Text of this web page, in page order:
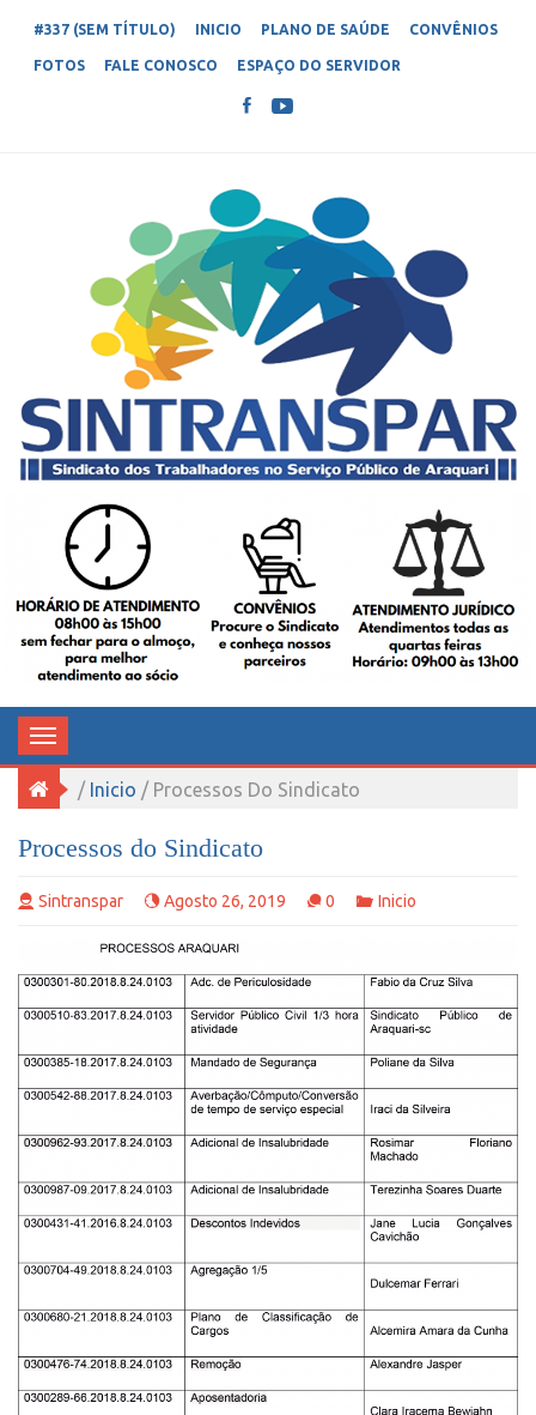
#337 (SEM TÍTULO) INICIO PLANO DE SAÚDE CONVÊNIOS
FOTOS FALE CONOSCO ESPAÇO DO SERVIDOR
SINTRANSPAR – SINDICATO DOS
TRABALHADORES NO SERVIÇO
PÚBLICO DE ARAQUARI
Sindicato dos Trabalhadores no Serviço Público de Araquari
Toggle
navigation
/ Inicio / Processos Do Sindicato
Processos do Sindicato
Sintranspar Agosto 26, 2019 0 Inicio